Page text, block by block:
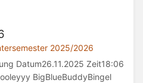
2025/2026
Datum26.11.2025 Zeit18:06
BigBlueBuddyBingel